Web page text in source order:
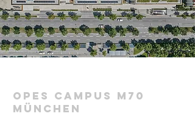
OPES CAMPUS M70
MÜNCHEN